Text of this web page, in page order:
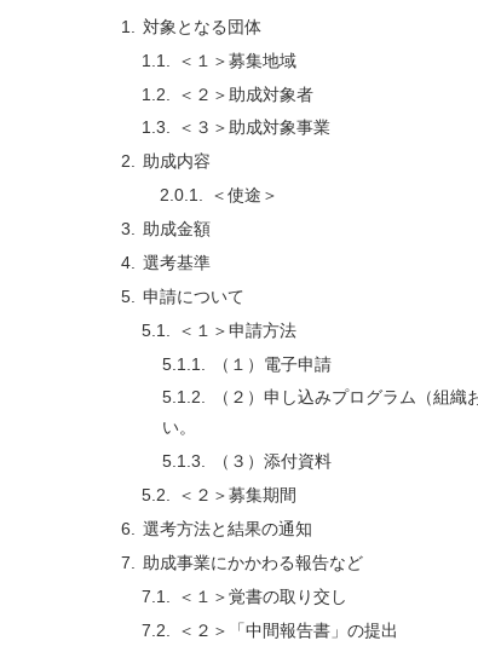
対象となる団体
＜１＞募集地域
＜２＞助成対象者
＜３＞助成対象事業
助成内容
＜使途＞
助成金額
選考基準
申請について
＜１＞申請方法
（１）電子申請
（２）申し込みプログラム（組
い。
（３）添付資料
＜２＞募集期間
選考方法と結果の通知
助成事業にかかわる報告など
＜１＞覚書の取り交し
＜２＞「中間報告書」の提出